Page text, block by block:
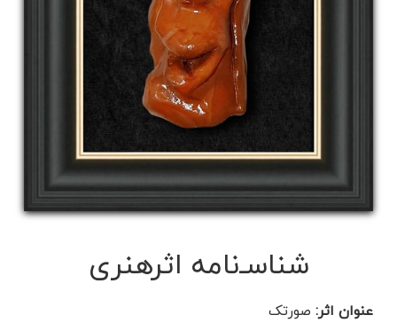
شناسـ‌نامه اثرهنری
عنوان اثر: صورتک